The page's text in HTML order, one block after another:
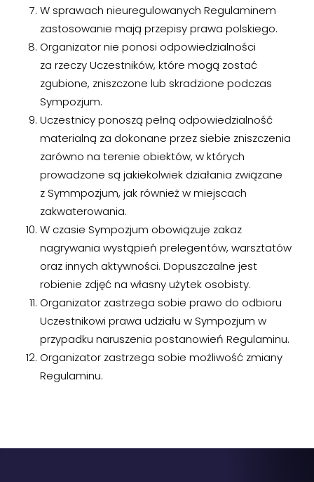
W sprawach nieuregulowanych Regulaminem
zastosowanie mają przepisy prawa polskiego.
Organizator nie ponosi odpowiedzialności
za rzeczy Uczestników, które mogą zostać
zgubione, zniszczone lub skradzione podczas
Sympozjum.
Uczestnicy ponoszą pełną odpowiedzialność
materialną za dokonane przez siebie zniszczenia
zarówno na terenie obiektów, w których
prowadzone są jakiekolwiek działania związane
z Symmpozjum, jak również w miejscach
zakwaterowania.
W czasie Sympozjum obowiązuje zakaz
nagrywania wystąpień prelegentów, warsztatów
oraz innych aktywności. Dopuszczalne jest
robienie zdjęć na własny użytek osobisty.
Organizator zastrzega sobie prawo do odbioru
Uczestnikowi prawa udziału w Sympozjum w
przypadku naruszenia postanowień Regulaminu.
Organizator zastrzega sobie możliwość zmiany
Regulaminu.